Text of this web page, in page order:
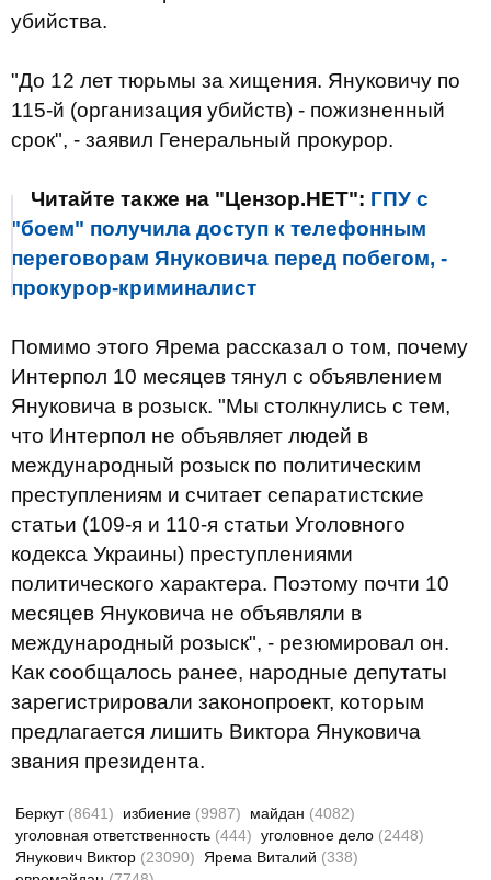
убийства.
"До 12 лет тюрьмы за хищения. Януковичу по
115-й (организация убийств) - пожизненный
срок", - заявил Генеральный прокурор.
Читайте также на "Цензор.НЕТ": ГПУ с
"боем" получила доступ к телефонным
переговорам Януковича перед побегом, -
прокурор-криминалист
Помимо этого Ярема рассказал о том, почему
Интерпол 10 месяцев тянул с объявлением
Януковича в розыск. "Мы столкнулись с тем,
что Интерпол не объявляет людей в
международный розыск по политическим
преступлениям и считает сепаратистские
статьи (109-я и 110-я статьи Уголовного
кодекса Украины) преступлениями
политического характера. Поэтому почти 10
месяцев Януковича не объявляли в
международный розыск", - резюмировал он.
Как сообщалось ранее, народные депутаты
зарегистрировали законопроект, которым
предлагается лишить Виктора Януковича
звания президента.
Беркут (8641) избиение (9987) майдан (4082)
уголовная ответственность (444) уголовное дело (2448)
Янукович Виктор (23090) Ярема Виталий (338)